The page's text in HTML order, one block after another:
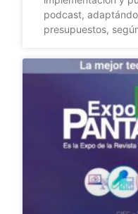
podcast,
presupuestos,